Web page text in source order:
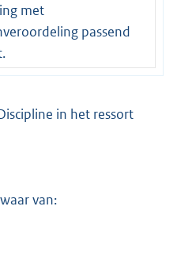
met
passend
in het ressort
van: